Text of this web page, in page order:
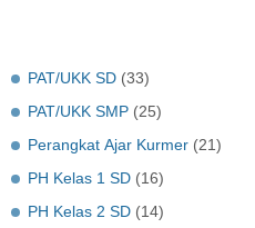
PAT/UKK SD (33)
PAT/UKK SMP (25)
Perangkat Ajar Kurmer (21)
PH Kelas 1 SD (16)
PH Kelas 2 SD (14)